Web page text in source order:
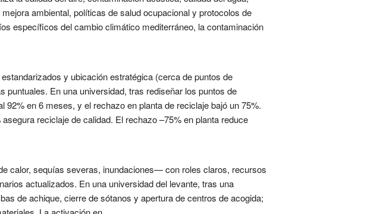
ambiental, políticas de salud ocupacional y protocolos de
específicos del cambio climático mediterráneo, la contaminación
y ubicación estratégica (cerca de puntos de
En una universidad, tras rediseñar los puntos de
en 6 meses, y el rechazo en planta de reciclaje bajó un 75%.
reciclaje de calidad. El rechazo –75% en planta reduce
calor, sequías severas, inundaciones— con roles claros, recursos
actualizados. En una universidad del levante, tras una
de achique, cierre de sótanos y apertura de centros de acogida;